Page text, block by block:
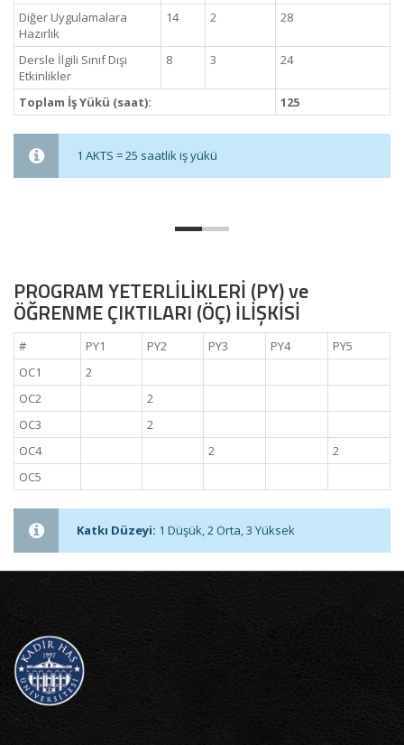
Diğer Uygulamalara
Hazırlık
14 2 28
Dersle İlgili Sınıf Dışı
Etkinlikler
8 3 24
Toplam İş Yükü (saat): 125
1 AKTS = 25 saatlik iş yükü
PROGRAM YETERLİLİKLERİ (PY) ve
ÖĞRENME ÇIKTILARI (ÖÇ) İLİŞKİSİ
# PY1 PY2 PY3 PY4
PY5
OC1
2
OC2
2
OC3
2
OC4
2
2
OC5
Katkı Düzeyi: 1 Düşük, 2 Orta, 3 Yüksek